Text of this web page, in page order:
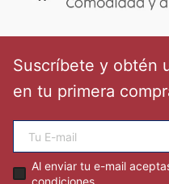
Suscríbete y obtén
en tu primera
Al enviar tu e-mail
condiciones.